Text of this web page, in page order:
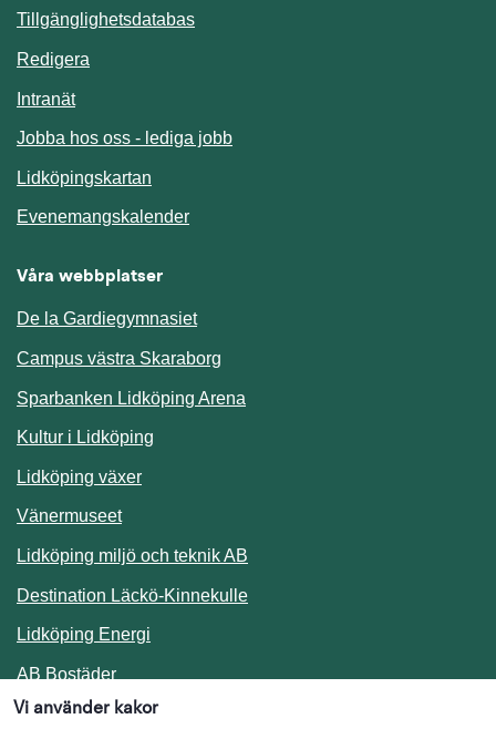
Vi använder kakor
TillgänglighetsdatabasLänk till annan webbplats.
Redigera
IntranätLänk till annan webbplats.
Jobba hos oss - lediga jobb
Lidköpingskartan
EvenemangskalenderLänk till annan webbplats.
Våra webbplatser
De la Gardiegymnasiet
Campus västra Skaraborg
Sparbanken Lidköping Arena
Kultur i Lidköping
Lidköping växer
Vänermuseet
Lidköping miljö och teknik AB
Destination Läckö-KinnekulleLänk till annan webbplats.
Lidköping Energi
AB BostäderLänk till annan webbplats.